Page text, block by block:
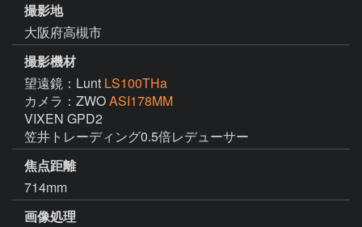
撮影地
大阪府高槻市
撮影機材
望遠鏡：Lunt LS100THa
カメラ：ZWOASI178MM
VIXEN GPD2
笠井トレーディング0.5倍レデューサー
焦点距離
714mm
画像処理